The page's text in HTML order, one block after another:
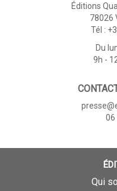
Éditions
78026
Tél :
Du
9h -
06
Qui